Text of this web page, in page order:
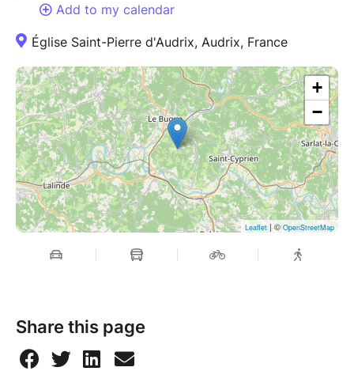
Add to my calendar
Église Saint-Pierre d'Audrix, Audrix, France
+
−
Leaflet| © OpenStreetMap
Share this page